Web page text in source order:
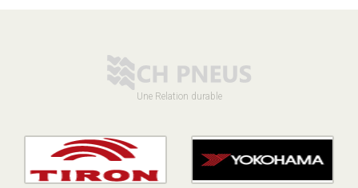
Une Relation durable